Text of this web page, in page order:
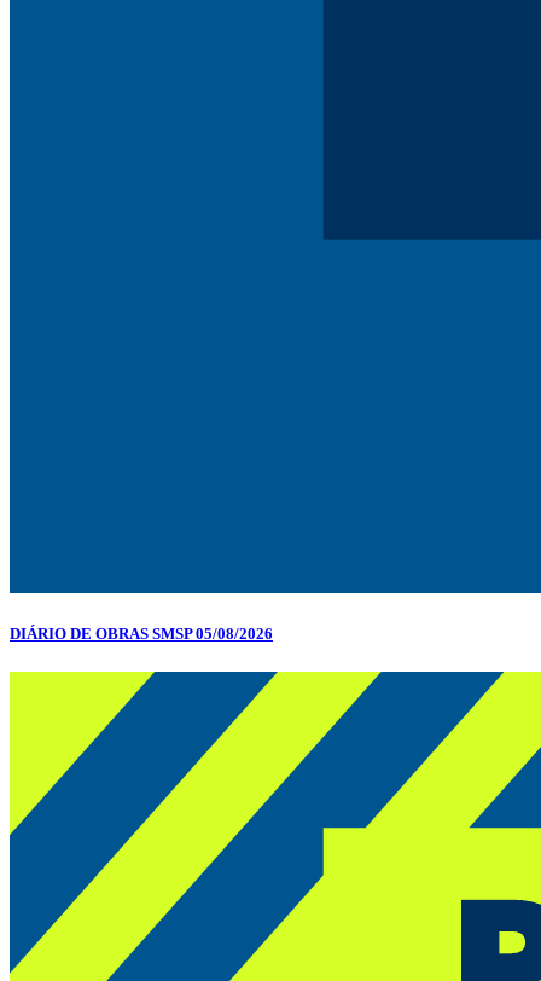
DIÁRIO DE OBRAS SMSP 05/08/2026